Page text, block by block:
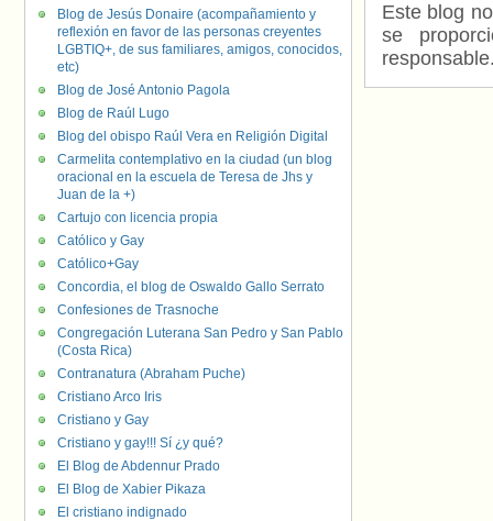
Este blog
se
Blog de Jesús Donaire (acompañamiento y
reflexión en favor de las personas creyentes
LGBTIQ+, de sus familiares, amigos, conocidos,
etc)
Blog de José Antonio Pagola
Blog de Raúl Lugo
Blog del obispo Raúl Vera en Religión Digital
Carmelita contemplativo en la ciudad (un blog
oracional en la escuela de Teresa de Jhs y
Juan de la +)
Cartujo con licencia propia
Católico y Gay
Católico+Gay
Concordia, el blog de Oswaldo Gallo Serrato
Confesiones de Trasnoche
Congregación Luterana San Pedro y San Pablo
(Costa Rica)
Contranatura (Abraham Puche)
Cristiano Arco Iris
Cristiano y Gay
Cristiano y gay!!! Sí ¿y qué?
El Blog de Abdennur Prado
El Blog de Xabier Pikaza
El cristiano indignado